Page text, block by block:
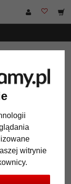
witrynie